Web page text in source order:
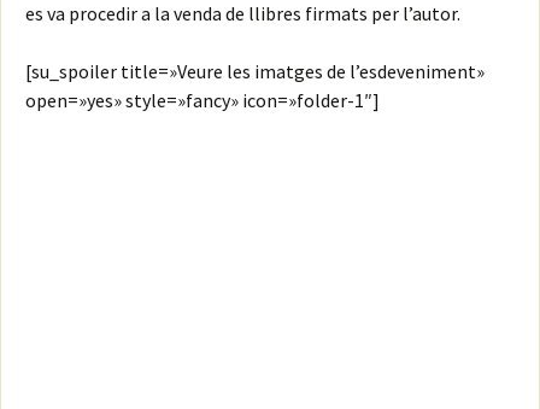
es va procedir a la venda de llibres firmats per l’autor.
[su_spoiler title=»Veure les imatges de l’esdeveniment»
open=»yes» style=»fancy» icon=»folder-1″]